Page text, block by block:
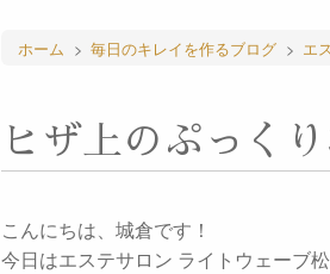
ホーム > 毎日のキレイを作るブログ > エ
ヒザ上のぷっく
こんにちは、城倉です！
今日はエステサロン ライトウェーブ